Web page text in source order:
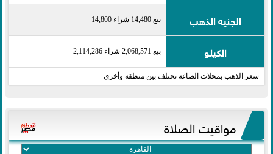
الجنيه الذهب بيع 14,480 شراء 14,800
الكيلو بيع 2,068,571 شراء 2,114,286
سعر الذهب بمحلات الصاغة تختلف بين منطقة وأخرى
مواقيت الصلاة